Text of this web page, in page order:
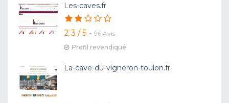
Les-caves.fr
2.3 / 5 - 96 Avis
Profil revendiqué
La-cave-du-vigneron-toulon.fr